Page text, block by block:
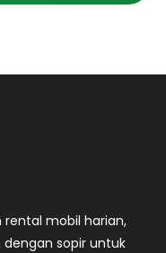
mobil harian,
dengan sopir untuk